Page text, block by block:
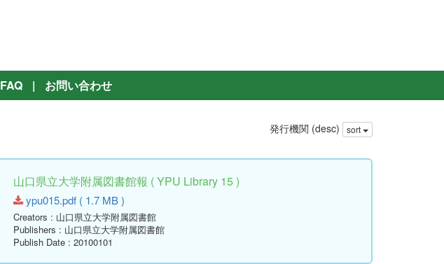
FAQ | お問い合わせ
発行機関 (desc) sort
山口県立大学附属図書館報 ( YPU Library 15 )
ypu015.pdf ( 1.7 MB )
Creators : 山口県立大学附属図書館
Publishers : 山口県立大学附属図書館
Publish Date : 20100101